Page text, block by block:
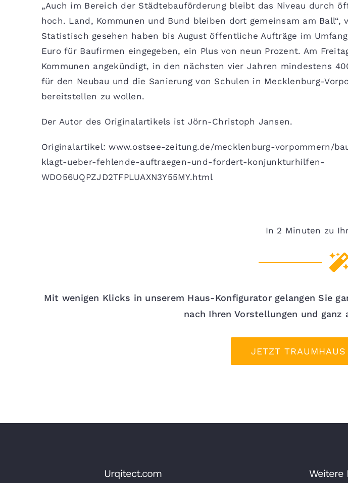
„Auch im Bereich der Städtebauförderung bleibt das Niveau durch
hoch. Land, Kommunen und Bund bleiben dort gemeinsam am Ball“,
Statistisch gesehen haben bis August öffentliche Aufträge im
Euro für Baufirmen eingegeben, ein Plus von neun Prozent. Am
Kommunen angekündigt, in den nächsten vier Jahren mindestens
für den Neubau und die Sanierung von Schulen in Mecklenburg-
bereitstellen zu wollen.
Der Autor des Originalartikels ist Jörn-Christoph Jansen.
Originalartikel: www.ostsee-zeitung.de/mecklenburg-vorpommern/
klagt-ueber-fehlende-auftraegen-und-fordert-konjunkturhilfen-
WDO56UQPZJD2TFPLUAXN3Y55MY.html
In 2 Minuten zu
Mit wenigen Klicks in unserem Haus-Konfigurator gelangen Sie
nach Ihren Vorstellungen und
JETZT TRAUMHAUS
Urqitect.com Weitere